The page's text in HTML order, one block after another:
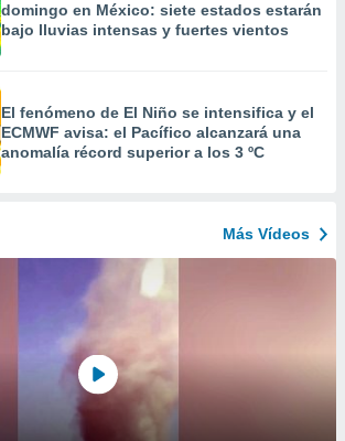
domingo en México: siete estados estarán
bajo lluvias intensas y fuertes vientos
El fenómeno de El Niño se intensifica y el
ECMWF avisa: el Pacífico alcanzará una
anomalía récord superior a los 3 ºC
Más Vídeos